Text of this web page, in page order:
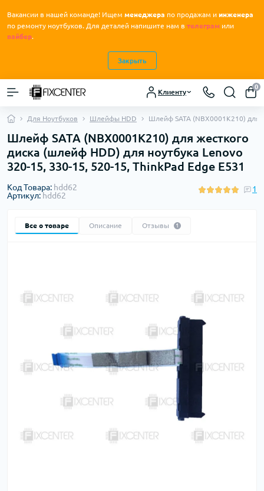
Вакансии в нашей команде! Ищем менеджера по продажам и инженера
по ремонту ноутбуков. Для деталей напишите нам в телеграм или
вайбер.
Закрыть
Клиенту
0
Для Ноутбуков Шлейфы HDD Шлейф SATA (NBX0001K210) для
Шлейф SATA (NBX0001K210) для жесткого
диска (шлейф HDD) для ноутбука Lenovo
320-15, 330-15, 520-15, ThinkPad Edge E531
Код Товара: hdd62
Артикул: hdd62
1
Все о товаре Описание Отзывы 1